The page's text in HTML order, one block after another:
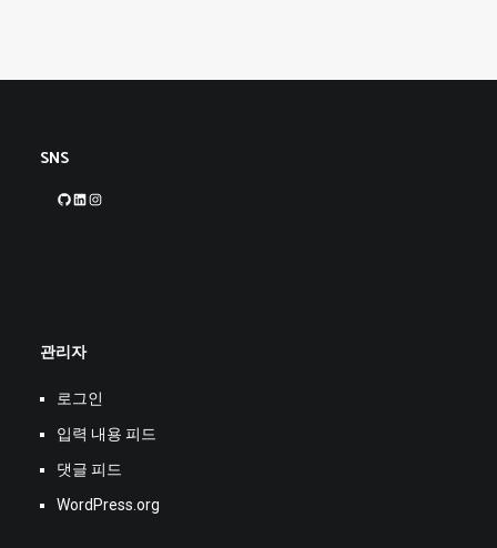
SNS
GitHubLinkedIn
관리자
로그인
입력 내용 피드
댓글 피드
WordPress.org